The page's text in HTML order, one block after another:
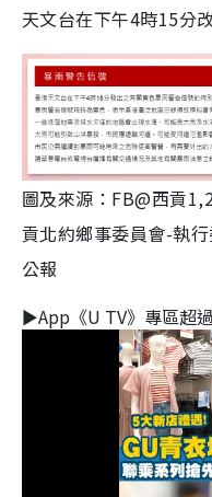
天文台在下午4時15分
圖及來源：FB@西貢
貢北約鄉事委員會-執
公報
►App《U TV》專區超